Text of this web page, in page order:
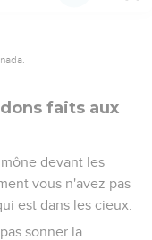
faits aux
devant les
vous n'avez pas
est dans les cieux.
sonner la